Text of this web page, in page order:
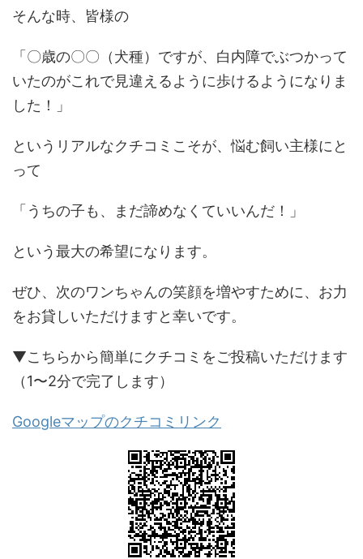
そんな時、皆様の
「〇歳の〇〇（犬種）ですが、白内障でぶつかって
いたのがこれで見違えるように歩けるようになりま
した！」
というリアルなクチコミこそが、悩む飼い主様にと
って
「うちの子も、まだ諦めなくていいんだ！」
という最大の希望になります。
ぜひ、次のワンちゃんの笑顔を増やすために、お力
をお貸しいただけますと幸いです。
▼こちらから簡単にクチコミをご投稿いただけます
（1〜2分で完了します）
Googleマップのクチコミリンク